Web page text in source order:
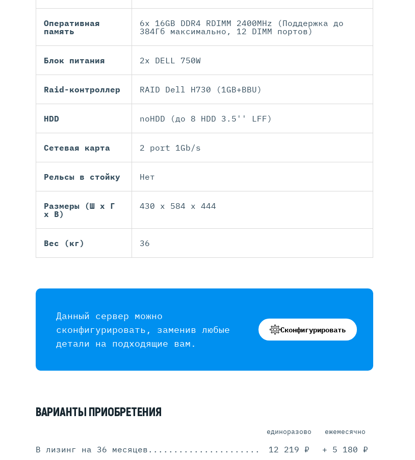
Оперативная
память
6x 16GB DDR4 RDIMM 2400MHz (Поддержка до
384Гб максимально, 12 DIMM портов)
Блок питания 2x DELL 750W
Raid-контроллер RAID Dell H730 (1GB+BBU)
HDD noHDD (до 8 HDD 3.5'' LFF)
Сетевая карта 2 port 1Gb/s
Рельсы в стойку Нет
Размеры (Ш х Г
х В)
430 x 584 x 444
Вес (кг) 36
Данный сервер можно
сконфигурировать, заменив любые
детали на подходящие вам.
Сконфигурировать
ВАРИАНТЫ ПРИОБРЕТЕНИЯ
единоразово ежемесячно
В лизинг на 36 месяцев 12 219 ₽
+ 5 180 ₽